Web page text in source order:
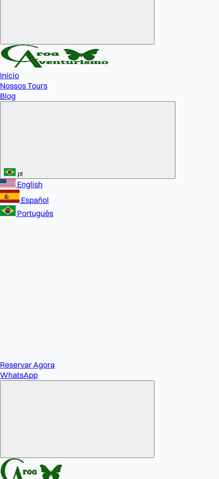
Início
Nossos Tours
Blog
pt
English
Español
Português
Reservar Agora
WhatsApp